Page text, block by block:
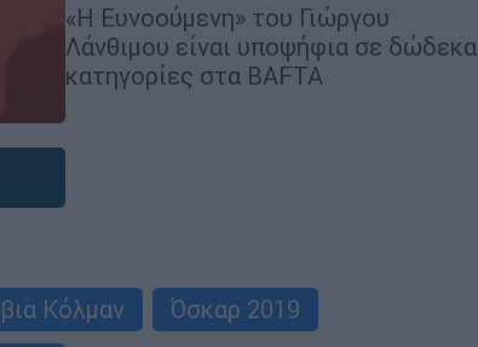
«Η Ευνοούμενη» του Γιώργου
Λάνθιμου είναι υποψήφια σε δώδεκα
κατηγορίες στα BAFTA
Κόλμαν
Όσκαρ 2019